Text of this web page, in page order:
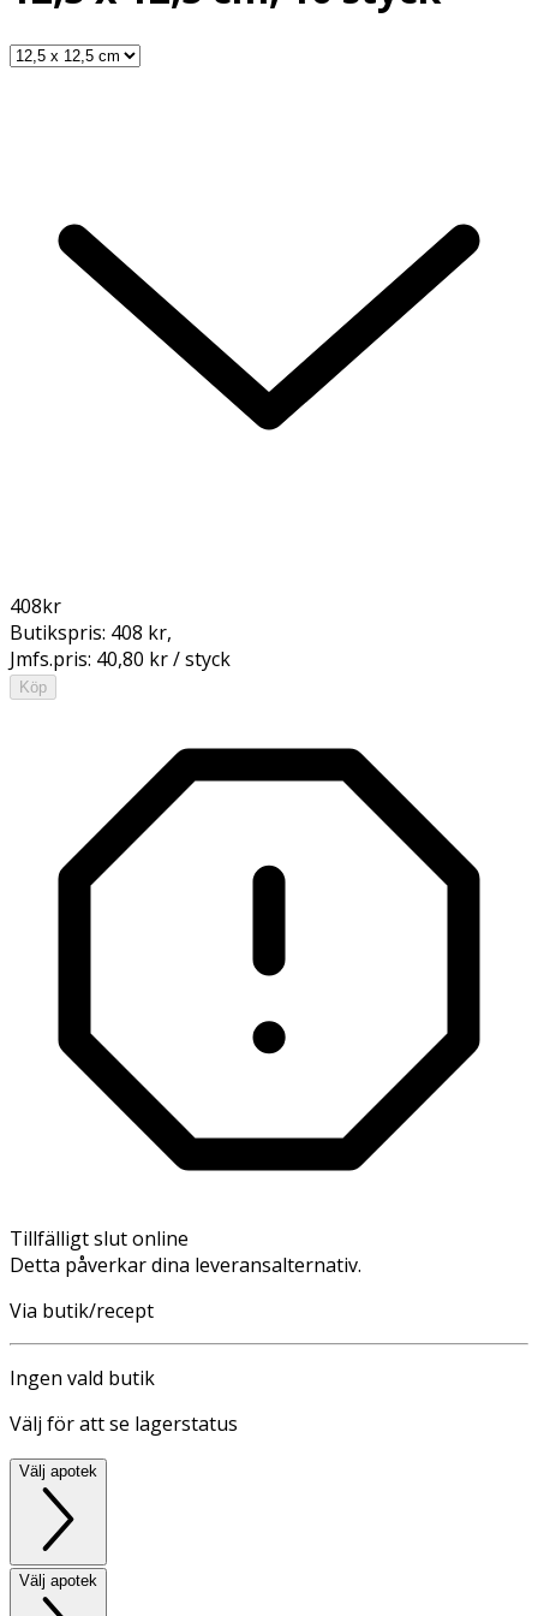
408kr
Butikspris: 408 kr,
Jmfs.pris: 40,80 kr / styck
Köp
Tillfälligt slut online
Detta påverkar dina leveransalternativ.
Via butik/recept
Ingen vald butik
Välj för att se lagerstatus
Välj apotek
Välj apotek